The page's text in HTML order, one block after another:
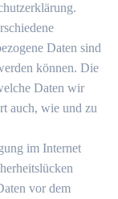
Daten sind
können. Die
Daten wir
auch, wie und zu
im Internet
vor dem